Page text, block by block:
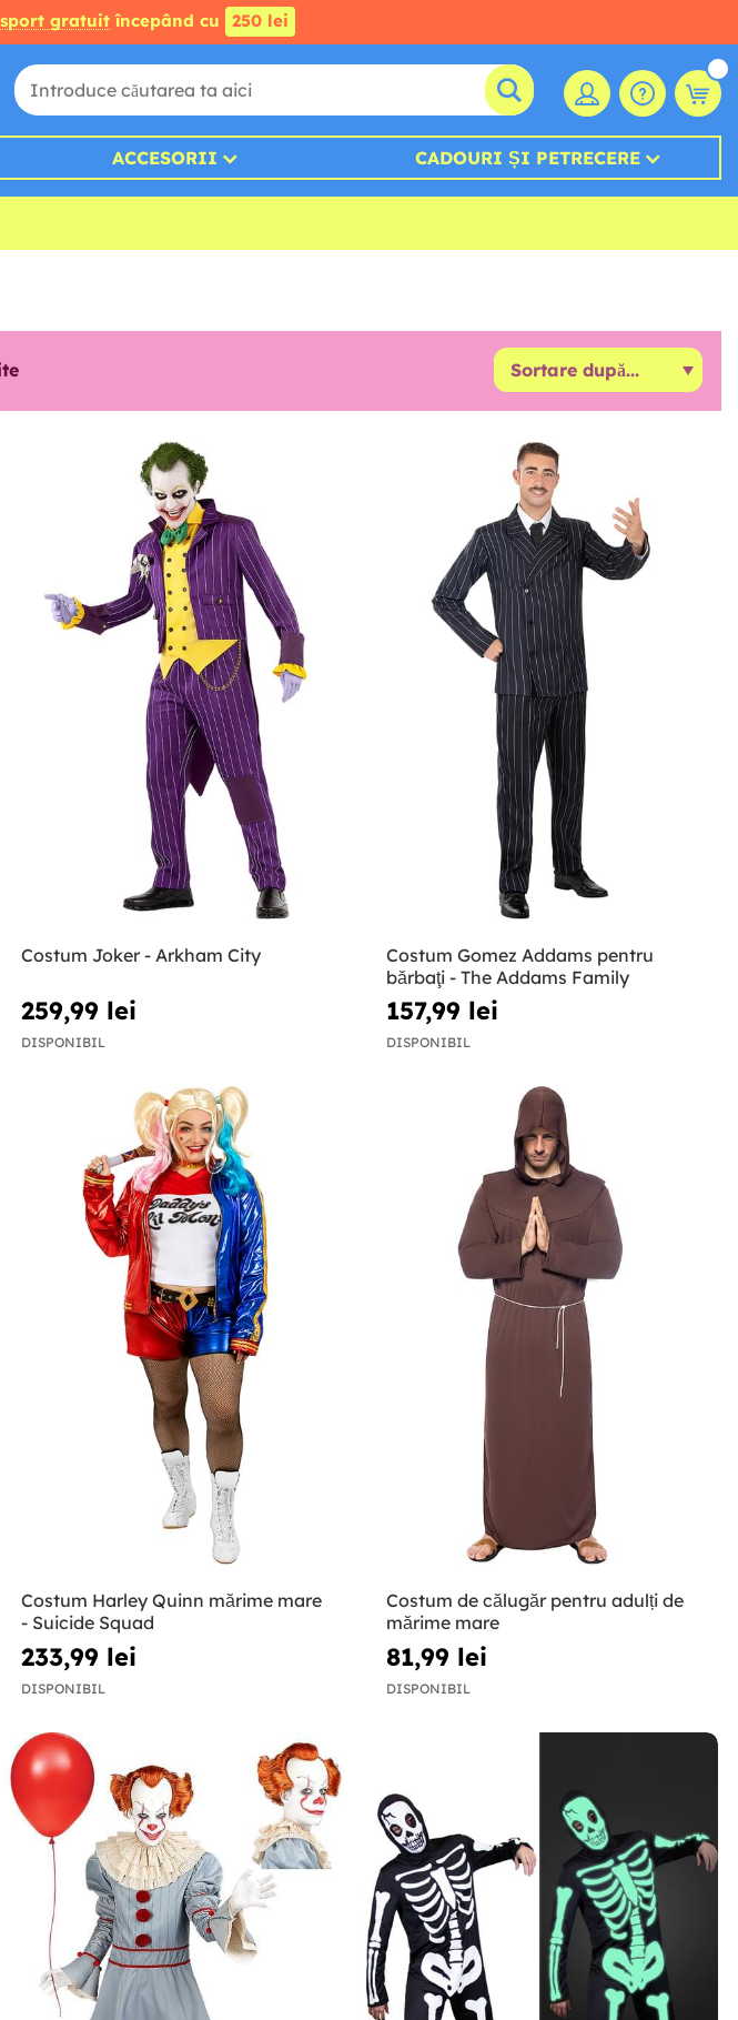
gratuitîncepând cu 250 lei
ACCESORII CADOURI ȘI PETRECERE
Costum Joker - Arkham City
259,99 lei
DISPONIBIL
Costum Gomez Addams pentru
bărbaţi - The Addams Family
157,99 lei
DISPONIBIL
Costum Harley Quinn mărime mare
- Suicide Squad
233,99 lei
DISPONIBIL
Costum de călugăr pentru adulți de
mărime mare
81,99 lei
DISPONIBIL